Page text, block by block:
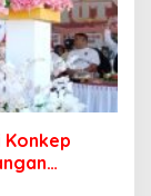
Konkep